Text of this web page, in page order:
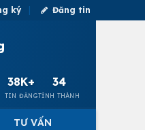
ký Đăng tin
38K+
TIN ĐĂNG
34
TỈNH THÀNH
TƯ VẤN